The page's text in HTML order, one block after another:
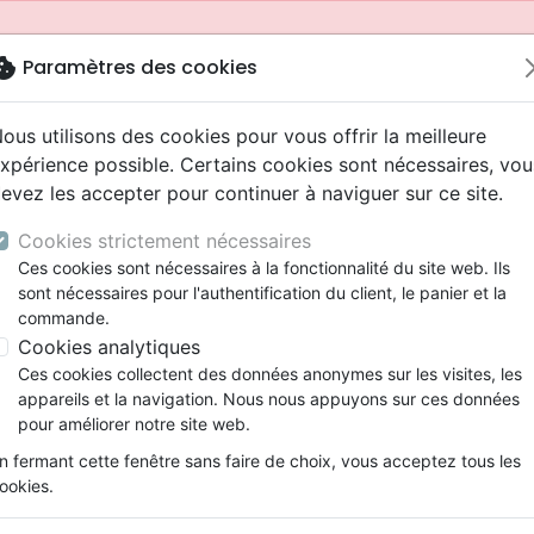
Nouveautés
Testaments
Etude biblique
Segond
Darby
Bandes dessinées
Souffrance, Relation d'aide
Ethique, société, politique
ans
Adolescents, jeunes
Latino, Folk
Soul
Rap, Hip-hop
Louange, Adoration
Pop, Rock
animés
conférences
Films, fiction
Jeux
Papeterie
depuis votre pays (United States).
Paramètres des cookies
utilisons des cookies pour vous offrir la meilleure
possible. Certains cookies sont nécessaires,
les accepter pour continuer à naviguer sur ce site.
Cookies strictement nécessaires
Ces cookies sont nécessaires à la fonctionnalité du site web. Ils
sont nécessaires pour l'authentification du client, le panier et la
commande.
Cookies analytiques
Ces cookies collectent des données anonymes sur les visites, les
appareils et la navigation. Nous nous appuyons sur ces données
pour améliorer notre site web.
fermant cette fenêtre sans faire de choix, vous acceptez tous les